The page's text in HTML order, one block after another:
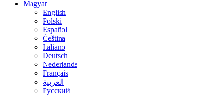
Magyar
English
Polski
Español
Čeština
Italiano
Deutsch
Nederlands
Français
العربية‏
Русский